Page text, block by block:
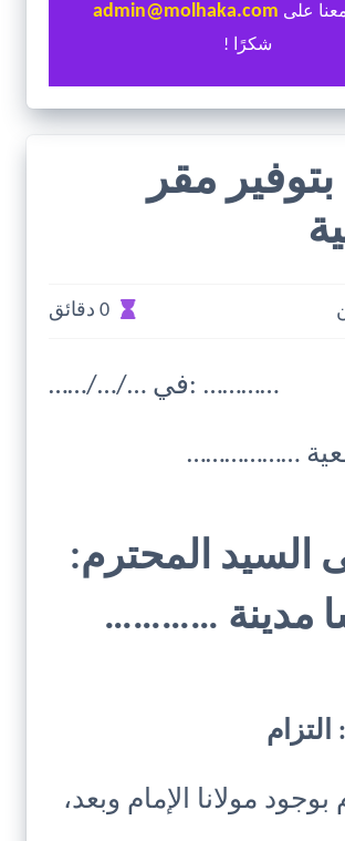
على admin@molhaka.com
شكرًا !
بتوفير مقر
0 دقائق
……/…/… في: …………
………………
السيد المحترم:
مدينة …………
بوجود مولانا الإمام وبعد،